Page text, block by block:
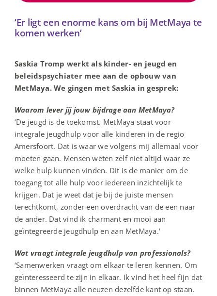
‘Er ligt een enorme kans om bij MetMaya te
komen werken’
Saskia Tromp werkt als kinder- en jeugd en
beleidspsychiater mee aan de opbouw van
MetMaya. We gingen met Saskia in gesprek:
Waarom lever jij jouw bijdrage aan MetMaya?
‘De jeugd is de toekomst. MetMaya staat voor
integrale jeugdhulp voor alle kinderen in de regio
Amersfoort. Dat is waar we volgens mij allemaal voor
moeten gaan. Mensen weten zelf niet altijd waar ze
welke hulp kunnen vinden. Dit is de manier om de
toegang tot alle hulp voor iedereen inzichtelijk te
krijgen. Dat je weet dat je bij de juiste mensen
terechtkomt, zonder een overdracht van de een naar
de ander. Dat vind ik charmant en mooi aan
geïntegreerde jeugdhulp en aan MetMaya.’
Wat vraagt integrale jeugdhulp van professionals?
‘Samenwerken vraagt om elkaar te leren kennen. Om
geïnteresseerd te zijn in elkaar. Ik vind het heel fijn dat
binnen MetMaya alle neuzen dezelfde kant op staan.